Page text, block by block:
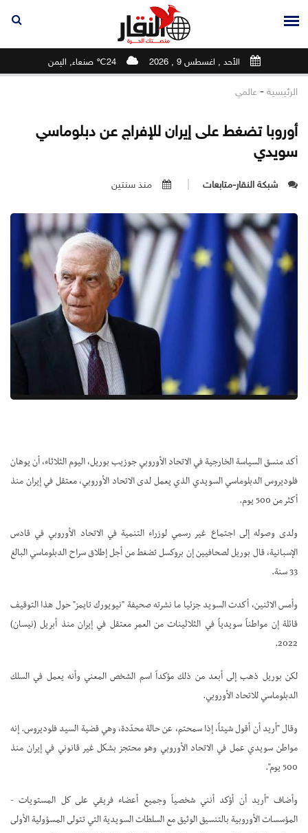
الأحد , اغسطس 9 , 2026 24℃ صنعاء, اليمن
الرئيسية - عالمي
أوروبا تضغط على إيران للإفراج عن دبلوماسي
سويدي
شبكة النقار-متابعات منذ سنتين
أكد منسق السياسة الخارجية في الاتحاد الأوروبي جوزيب بوريل، اليوم الثلاثاء، أن يوهان
فلوديروس الدبلوماسي السويدي الذي يعمل لدى الاتحاد الأوروبي، معتقل في إيران منذ
أكثر من 500 يوم.
ولدى وصوله إلى اجتماع غير رسمي لوزراء التنمية في الاتحاد الأوروبي في قادس
الإسبانية، قال بوريل لصحافيين إن بروكسل تضغط من أجل إطلاق سراح الدبلوماسي البالغ
33 سنة.
وأمس الاثنين، أكدت السويد جزئيا ما نشرته صحيفة "نيويورك تايمز" حول هذا التوقيف
قائلة إن مواطناً سويدياً في الثلاثينات من العمر معتقل في إيران منذ أبريل (نيسان)
2022.
لكن بوريل ذهب إلى أبعد من ذلك مؤكداً اسم الشخص المعني وأنه يعمل في السلك
الدبلوماسي للاتحاد الأوروبي.
وقال "أريد أن أقول شيئاً، إذا سمحتم، عن حالة محدّدة، وهي قضية السيد فلوديروس. إنه
مواطن سويدي عمل في الاتحاد الأوروبي وهو محتجز بشكل غير قانوني في إيران منذ
500 يوم".
وأضاف "أريد أن أؤكد أنني شخصياً وجميع أعضاء فريقي على كل المستويات -
المؤسسات الأوروبية بالتنسيق الوثيق مع السلطات السويدية التي تتولى المسؤولية الأولى